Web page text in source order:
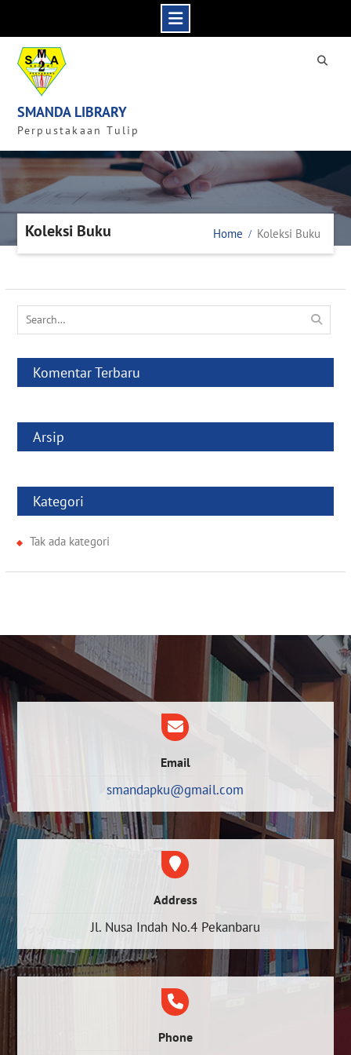
content
SMANDA LIBRARY
Perpustakaan Tulip
Koleksi Buku Home Koleksi Buku
Search
for:
Komentar Terbaru
Arsip
Kategori
Tak ada kategori
Email
smandapku@gmail.com
Address
Jl. Nusa Indah No.4 Pekanbaru
Phone